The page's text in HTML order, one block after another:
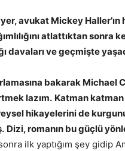
avukat Mickey
atlattıktan
davaları ve geçmişte
bakarak Michael
lazım. Katman
hikayelerini de
Dizi, romanın bu güçlü
ilk yaptığım şey gidip